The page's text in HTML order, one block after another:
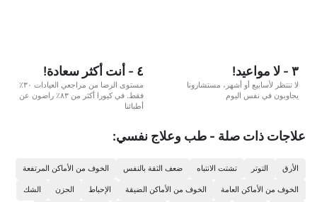
٣ - لا مواعيد!
لا تنتظر لأسابيع أو أشهر، مستشارونا
يجاوبون في نفس اليوم
٤ - أنت أكثر سعادة!
مستوى الرضا من مراجعي العيادات ٣٠٪
فقط. في كيورا أكثر من ٨٣٪ راضون عن
أطبائنا
علاجات ذات صلة - طب وعلاج نفسي:
الأرق التوتر تشتت الانتباه ضعف الثقة بالنفس الخوف من الأماكن المرتفعة
الخوف من الأماكن العامة الخوف من الأماكن الضيقة الإحباط الحزن الشك